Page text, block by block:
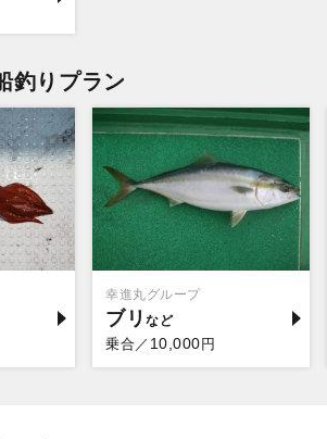
釣りプラン
幸進丸グループ
ブリ
乗合／ 10,000円